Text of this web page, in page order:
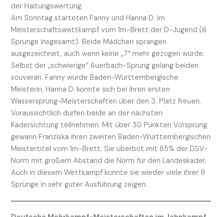
der Haltungswertung.
Am Sonntag starteten Fanny und Hanna D. im
Meisterschaftswettkampf vom 1m-Brett der D-Jugend (6
Sprünge insgesamt). Beide Mädchen sprangen
ausgezeichnet, auch wenn keine „7“ mehr gezogen wurde.
Selbst der „schwierige“ Auerbach-Sprung gelang beiden
souverän. Fanny wurde Baden-Württembergische
Meisterin, Hanna D. konnte sich bei ihren ersten
Wassersprung-Meisterschaften über den 3. Platz freuen.
Voraussichtlich dürfen beide an der nächsten
Kadersichtung teilnehmen. Mit über 30 Punkten Vorsprung
gewann Franziska ihren zweiten Baden-Württembergischen
Meistertitel vom 1m-Brett. Sie überbot mit 85% der DSV-
Norm mit großem Abstand die Norm für den Landeskader.
Auch in diesem Wettkampf konnte sie wieder viele ihrer 9
Sprünge in sehr guter Ausführung zeigen.